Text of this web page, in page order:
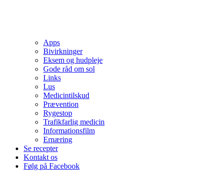
Apps
Bivirkninger
Eksem og hudpleje
Gode råd om sol
Links
Lus
Medicintilskud
Prævention
Rygestop
Trafikfarlig medicin
Informationsfilm
Ernæring
Se recepter
Kontakt os
Følg på Facebook